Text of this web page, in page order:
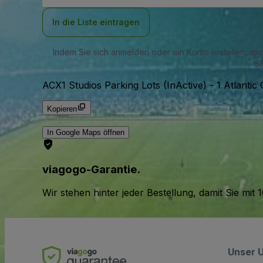
In die Liste eintragen
Indem Sie sich anmelden oder ein Konto erstellen,
ACX1 Studios Parking Lots (InActive) -1 Atlantic
Kopieren
In Google Maps öffnen
viagogo-Garantie.
Wir stehen hinter jeder Bestellung, damit Sie
Unser